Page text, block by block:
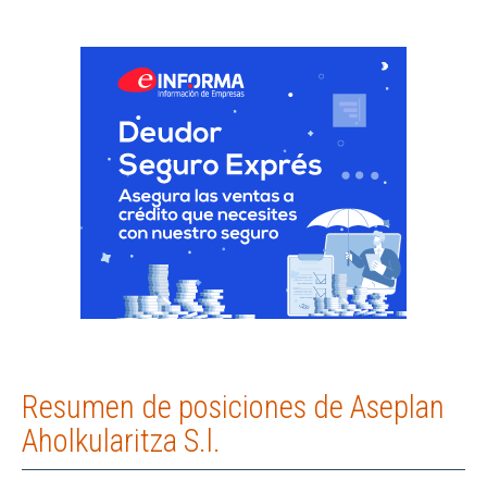
Resumen de posiciones de Aseplan
Aholkularitza S.l.